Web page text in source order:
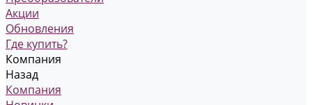
Акции
Обновления
Где купить?
Компания
Назад
Компания